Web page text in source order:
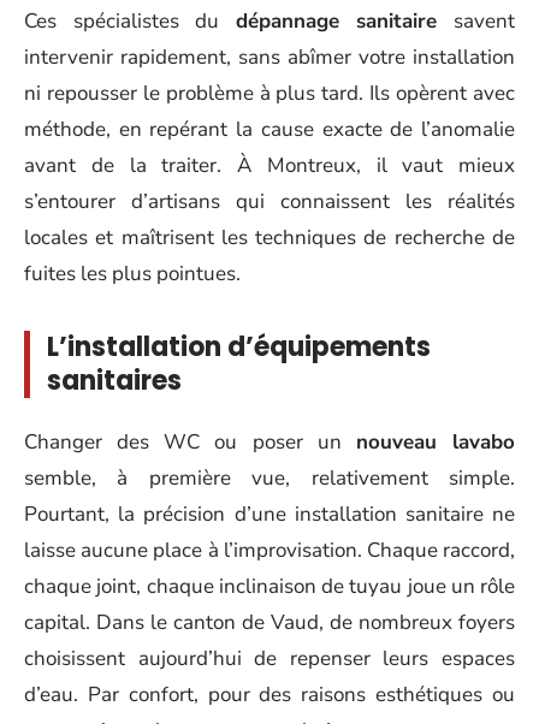
Ces spécialistes du dépannage sanitaire savent
intervenir rapidement, sans abîmer votre installation
ni repousser le problème à plus tard. Ils opèrent avec
méthode, en repérant la cause exacte de l’anomalie
avant de la traiter. À Montreux, il vaut mieux
s’entourer d’artisans qui connaissent les réalités
locales et maîtrisent les techniques de recherche de
fuites les plus pointues.
L’installation d’équipements
sanitaires
Changer des WC ou poser un nouveau lavabo
semble, à première vue, relativement simple.
Pourtant, la précision d’une installation sanitaire ne
laisse aucune place à l’improvisation. Chaque raccord,
chaque joint, chaque inclinaison de tuyau joue un rôle
capital. Dans le canton de Vaud, de nombreux foyers
choisissent aujourd’hui de repenser leurs espaces
d’eau. Par confort, pour des raisons esthétiques ou